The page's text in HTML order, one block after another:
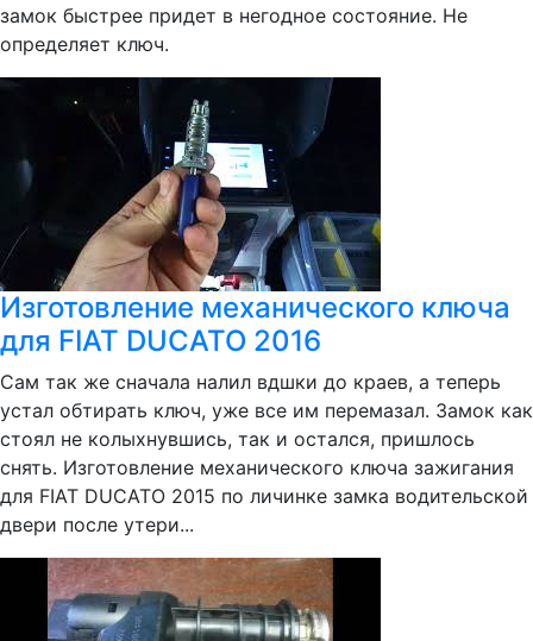
замок быстрее придет в негодное состояние. Не
определяет ключ.
Изготовление механического ключа
для FIAT DUCATO 2016
Сам так же сначала налил вдшки до краев, а теперь
устал обтирать ключ, уже все им перемазал. Замок как
стоял не колыхнувшись, так и остался, пришлось
снять. Изготовление механического ключа зажигания
для FIAT DUCATO 2015 по личинке замка водительской
двери после утери...